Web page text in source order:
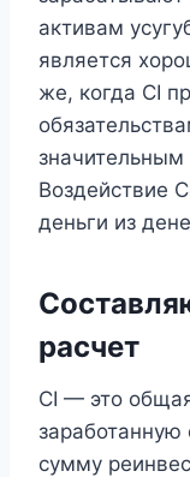
активам
является
же, когда CI
Воздействие
деньги из
расчет
CI — это
сумму